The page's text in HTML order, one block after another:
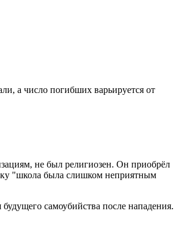
а число погибших варьируется от
не был религиозен. Он приобрёл
"школа была слишком неприятным
самоубийства после нападения.